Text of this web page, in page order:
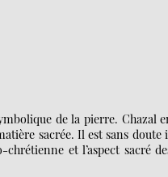
de la pierre. Chazal
sacrée. Il est sans
et l’aspect sacré